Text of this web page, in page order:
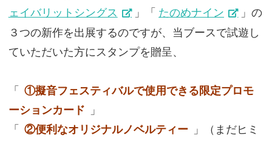
ェイバリットシングス
」「 たのめナイン
」の
３つの新作を出展するのですが、当ブースで試遊し
ていただいた方にスタンプを贈呈、
「
①擬音フェスティバルで使用できる限定プロモ
ーションカード
」
「
②便利なオリジナルノベルティー
」（まだヒミ